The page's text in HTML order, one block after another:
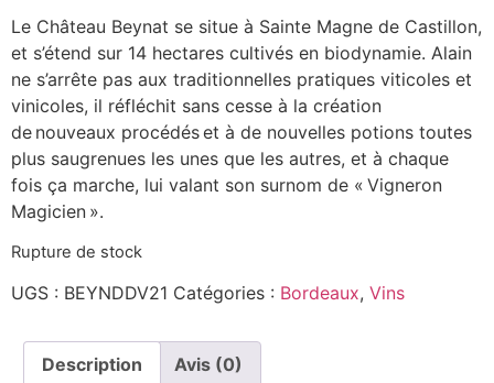
Le Château Beynat se situe à Sainte Magne de Castillon,
et s’étend sur 14 hectares cultivés en biodynamie. Alain
ne s’arrête pas aux traditionnelles pratiques viticoles et
vinicoles, il réfléchit sans cesse à la création
de nouveaux procédés et à de nouvelles potions toutes
plus saugrenues les unes que les autres, et à chaque
fois ça marche, lui valant son surnom de « Vigneron
Magicien ».
Rupture de stock
UGS : BEYNDDV21 Catégories : Bordeaux, Vins
Description Avis (0)